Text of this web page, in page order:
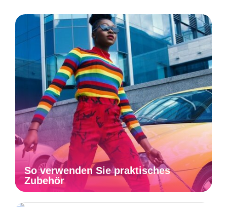
So verwenden Sie praktisches
Zubehör